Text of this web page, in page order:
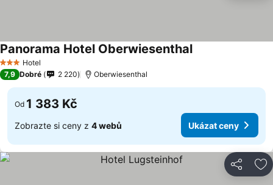
3 Počet hvězdiček
Hotel
Panorama Hotel OberwiesenthalUkázat ceny
7,9 Dobré 2 220 Oberwiesenthal
Od 1 383 Kč
Zobrazte si ceny z 4 webů Ukázat ceny
Sdílet